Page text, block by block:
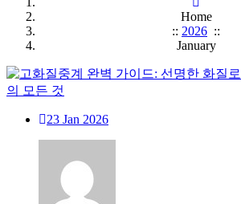
Home
:: 2026 ::
January
23 Jan 2026